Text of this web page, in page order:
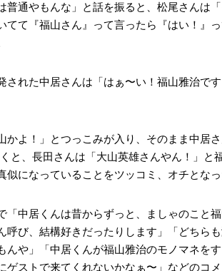
普通やもんな」と話を振ると、松尾さんは
てて『福山さん』って言ったら『はい！』
された中居さんは「はぁ〜い！福山雅治で
かよ！」とつっこみが入り、そのまま中居
と、長田さんは「大山英雄さんやん！」と
似になっていることをツッコミ、オチとなっ
「中居くんは昔からずっと、ましゃのこと
呼び、結構好きだったりします」「どちら
んや」「中居くんが福山雅治のモノマネを
ゲストで来てくれないかなぁ〜」などのコ